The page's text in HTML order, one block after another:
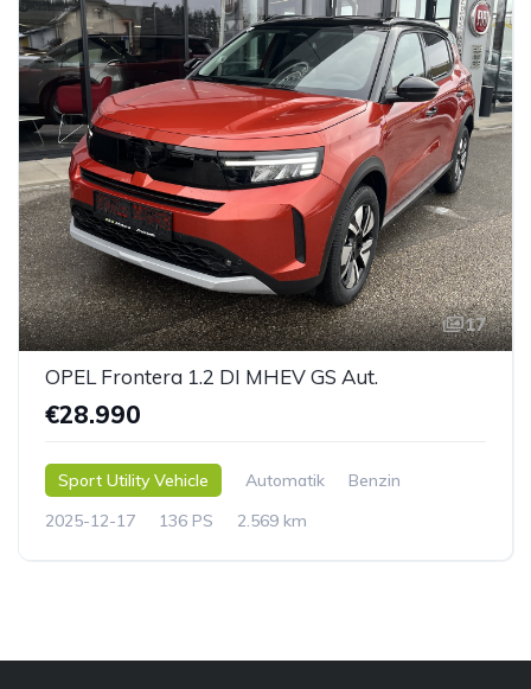
17
OPEL Frontera 1.2 DI MHEV GS Aut.
€28.990
Sport Utility Vehicle Automatik
Benzin
2025-12-17
136 PS 2.569 km